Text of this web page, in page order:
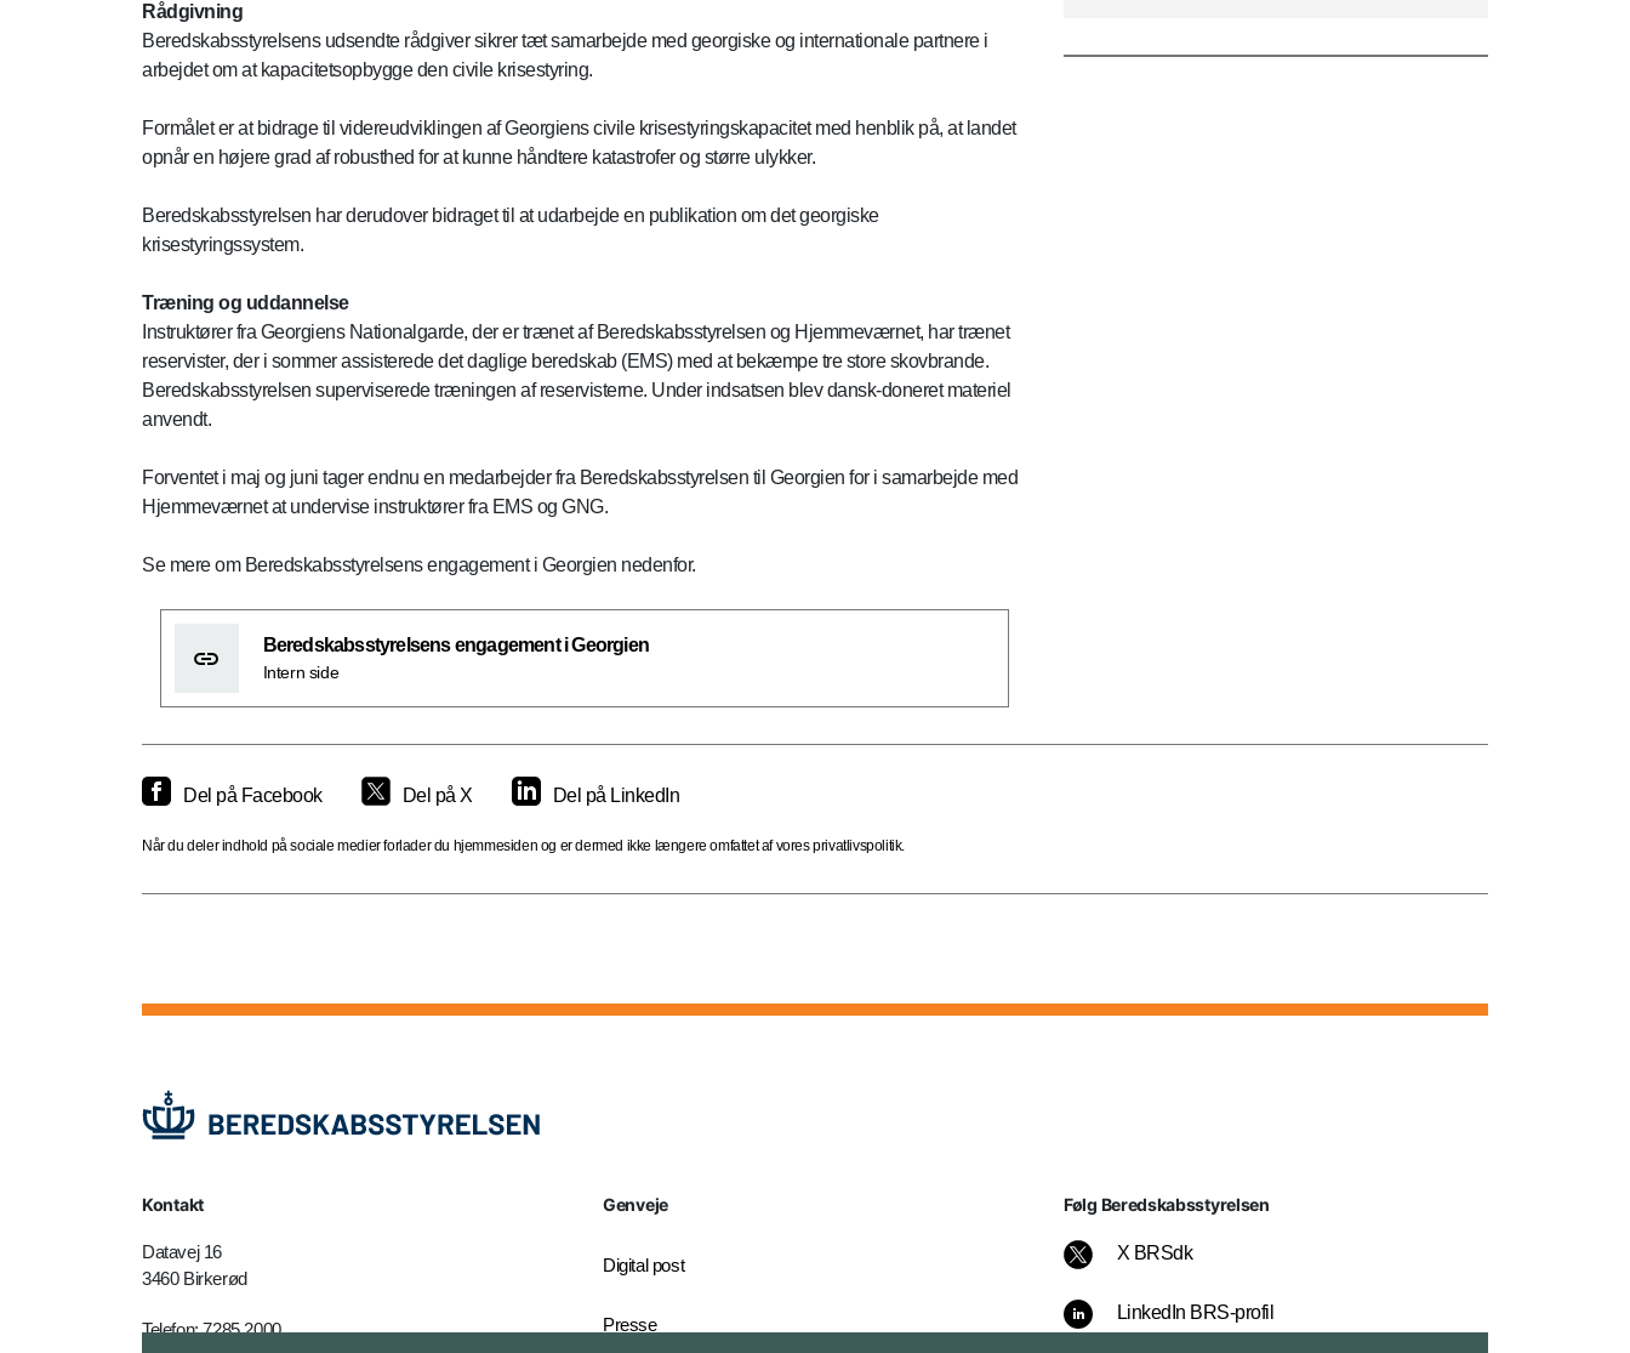
Rådgivning
Beredskabsstyrelsens udsendte rådgiver sikrer tæt samarbejde med georgiske og internationale partnere i
arbejdet om at kapacitetsopbygge den civile krisestyring.
Formålet er at bidrage til videreudviklingen af Georgiens civile krisestyringskapacitet med henblik på, at landet
opnår en højere grad af robusthed for at kunne håndtere katastrofer og større ulykker.
Beredskabsstyrelsen har derudover bidraget til at udarbejde en publikation om det georgiske
krisestyringssystem.
Træning og uddannelse
Instruktører fra Georgiens Nationalgarde, der er trænet af Beredskabsstyrelsen og Hjemmeværnet, har trænet
reservister, der i sommer assisterede det daglige beredskab (EMS) med at bekæmpe tre store skovbrande.
Beredskabsstyrelsen superviserede træningen af reservisterne. Under indsatsen blev dansk-doneret materiel
anvendt.
Forventet i maj og juni tager endnu en medarbejder fra Beredskabsstyrelsen til Georgien for i samarbejde med
Hjemmeværnet at undervise instruktører fra EMS og GNG.
Se mere om Beredskabsstyrelsens engagement i Georgien nedenfor.
Beredskabsstyrelsens engagement i Georgien
Intern side
Del på Facebook Del på X Del på LinkedIn
Når du deler indhold på sociale medier forlader du hjemmesiden og er dermed ikke længere omfattet af vores privatlivspolitik.
Kontakt
Datavej 16
3460 Birkerød
Telefon: 7285 2000
Genveje
Digital post
Presse
Følg Beredskabsstyrelsen
X BRSdk
LinkedIn BRS-profil